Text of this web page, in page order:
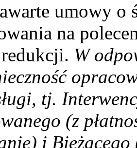
umowy o
na
W
tj.
(z
i